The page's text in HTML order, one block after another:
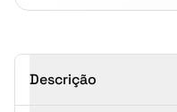
Descrição